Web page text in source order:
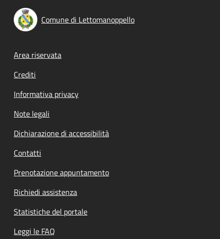
Comune di Lettomanoppello
Footer menu
Area riservata
Crediti
Informativa privacy
Note legali
Dichiarazione di accessibilità
Contatti
Prenotazione appuntamento
Richiedi assistenza
Statistiche del portale
Leggi le FAQ